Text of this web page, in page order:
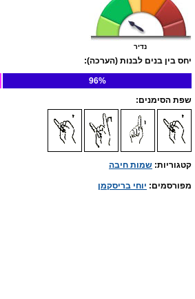
נדיר
יחס בין בנים לבנות (הערכה):
96%
שפת הסימנים:
קטגוריות: שמות חיבה
מפורסמים: יוחי בריסקמן